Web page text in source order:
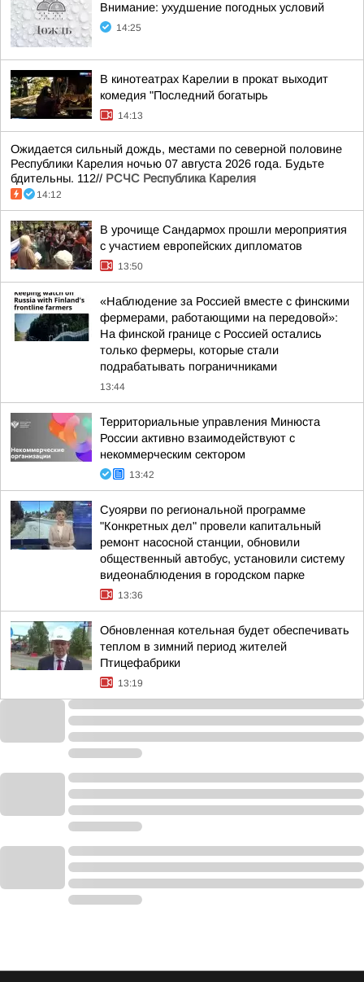
Внимание: ухудшение погодных условий
14:25
В кинотеатрах Карелии в прокат выходит
комедия "Последний богатырь
14:13
Ожидается сильный дождь, местами по северной половине
Республики Карелия ночью 07 августа 2026 года. Будьте
бдительны. 112// РСЧС Республика Карелия
14:12
В урочище Сандармох прошли мероприятия
с участием европейских дипломатов
13:50
«Наблюдение за Россией вместе с финскими
фермерами, работающими на передовой»:
На финской границе с Россией остались
только фермеры, которые стали
подрабатывать пограничниками
13:44
Территориальные управления Минюста
России активно взаимодействуют с
некоммерческим сектором
13:42
Суоярви по региональной программе
"Конкретных дел" провели капитальный
ремонт насосной станции, обновили
общественный автобус, установили систему
видеонаблюдения в городском парке
13:36
Обновленная котельная будет обеспечивать
теплом в зимний период жителей
Птицефабрики
13:19